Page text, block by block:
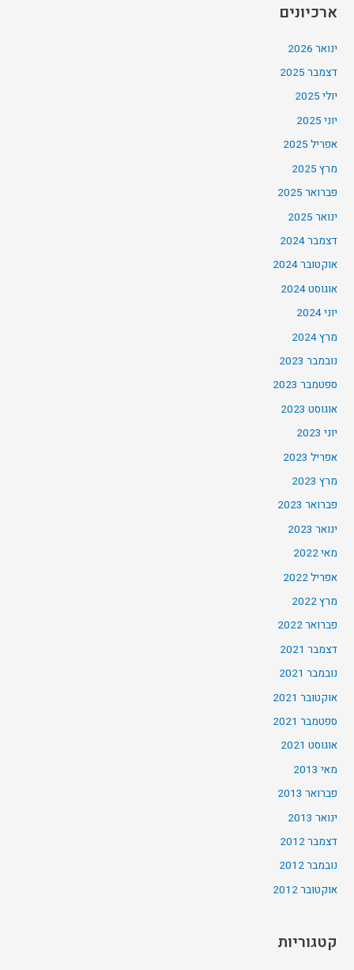
ארכיונים
ינואר 2026
דצמבר 2025
יולי 2025
יוני 2025
אפריל 2025
מרץ 2025
פברואר 2025
ינואר 2025
דצמבר 2024
אוקטובר 2024
אוגוסט 2024
יוני 2024
מרץ 2024
נובמבר 2023
ספטמבר 2023
אוגוסט 2023
יוני 2023
אפריל 2023
מרץ 2023
פברואר 2023
ינואר 2023
מאי 2022
אפריל 2022
מרץ 2022
פברואר 2022
דצמבר 2021
נובמבר 2021
אוקטובר 2021
ספטמבר 2021
אוגוסט 2021
מאי 2013
פברואר 2013
ינואר 2013
דצמבר 2012
נובמבר 2012
אוקטובר 2012
קטגוריות